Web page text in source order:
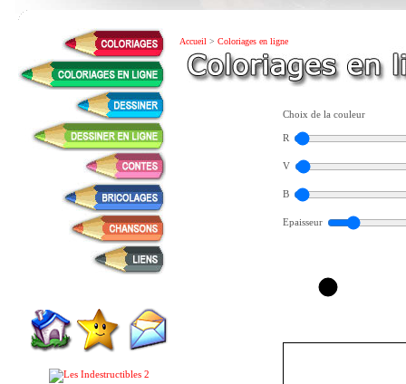
Accueil > Coloriages en ligne
Choix de la couleur
R
V
B
Epaisseur